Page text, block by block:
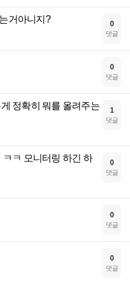
거아니지? 0
댓글
0
댓글
정확히 뭐를 올려주는
1
댓글
ㅋ 모니터링 하긴 하
0
댓글
0
댓글
0
댓글